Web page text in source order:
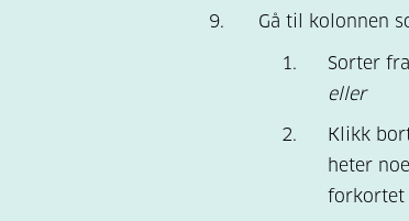
Gå til kolonnen
Sorter
eller
Klikk
heter
forkortet